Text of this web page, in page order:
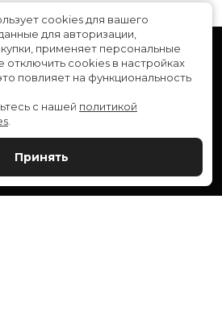
cookies для вашего
для авторизации,
применяет персональные
cookies в настройках
повлияет на функциональность
с нашей политикой
Принять